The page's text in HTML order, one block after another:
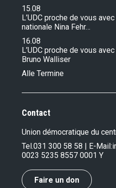
15.08
L’UDC proche de vous
nationale Nina Fehr…
16.08
L’UDC proche de vous
Bruno Walliser
Alle Termine
Contact
Union démocratique du
Tel.031 300 58 58 | E-Mail:
0023 5235 8557 0001 Y
Faire un don